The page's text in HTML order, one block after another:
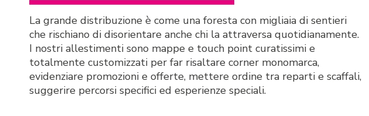
La grande distribuzione è come una foresta con migliaia di sentieri
che rischiano di disorientare anche chi la attraversa quotidianamente.
I nostri allestimenti sono mappe e touch point curatissimi e
totalmente customizzati per far risaltare corner monomarca,
evidenziare promozioni e offerte, mettere ordine tra reparti e scaffali,
suggerire percorsi specifici ed esperienze speciali.